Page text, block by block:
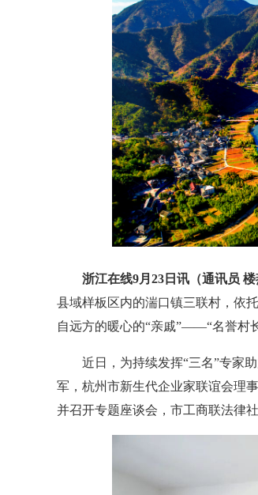
浙江在线9月23日讯（通讯员
县域样板区内的湍口镇三联村，依
自远方的暖心的“亲戚”——“名誉村
近日，为持续发挥“三名”专家助
军，杭州市新生代企业家联谊会理
并召开专题座谈会，市工商联法律